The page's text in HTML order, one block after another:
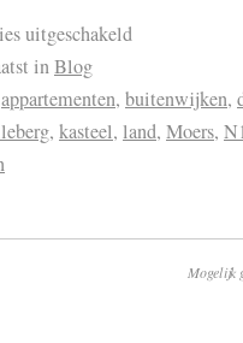
uitgeschakeld
inBlog
appartementen, buitenwijken,
, kasteel, land, Moers,
Mogelijk